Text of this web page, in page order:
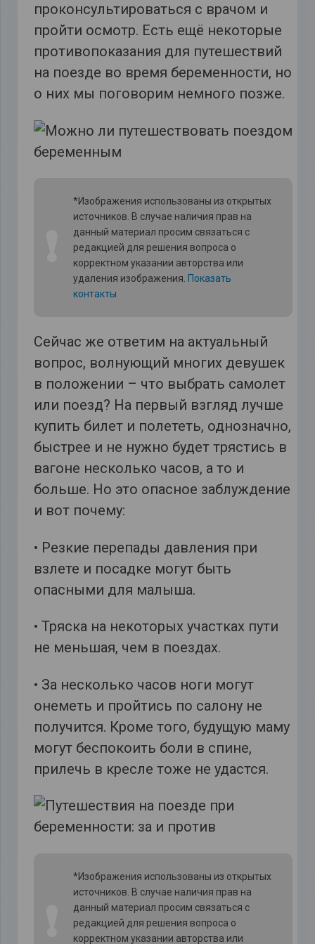
проконсультироваться с врачом и
пройти осмотр. Есть ещё некоторые
противопоказания для путешествий
на поезде во время беременности, но
о них мы поговорим немного позже.
*Изображения использованы из открытых
источников. В случае наличия прав на
данный материал просим связаться с
редакцией для решения вопроса о
корректном указании авторства или
удаления изображения. Показать
контакты
Сейчас же ответим на актуальный
вопрос, волнующий многих девушек
в положении – что выбрать самолет
или поезд? На первый взгляд лучше
купить билет и полететь, однозначно,
быстрее и не нужно будет трястись в
вагоне несколько часов, а то и
больше. Но это опасное заблуждение
и вот почему:
• Резкие перепады давления при
взлете и посадке могут быть
опасными для малыша.
• Тряска на некоторых участках пути
не меньшая, чем в поездах.
• За несколько часов ноги могут
онеметь и пройтись по салону не
получится. Кроме того, будущую маму
могут беспокоить боли в спине,
прилечь в кресле тоже не удастся.
*Изображения использованы из открытых
источников. В случае наличия прав на
данный материал просим связаться с
редакцией для решения вопроса о
корректном указании авторства или